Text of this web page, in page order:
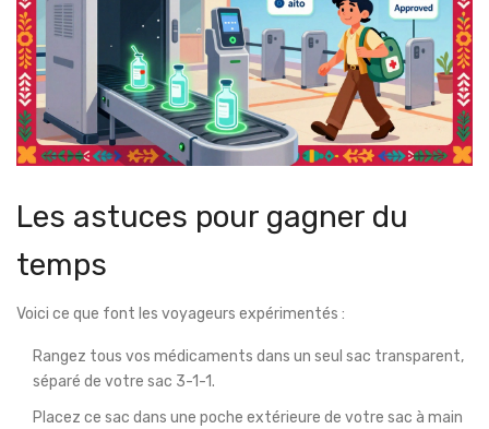
Les astuces pour gagner du
temps
Voici ce que font les voyageurs expérimentés :
Rangez tous vos médicaments dans un seul sac transparent,
séparé de votre sac 3-1-1.
Placez ce sac dans une poche extérieure de votre sac à main